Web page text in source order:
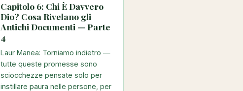
Capitolo 6: Chi È Davvero
Dio? Cosa Rivelano gli
Antichi Documenti — Parte
4
Laur Manea: Torniamo indietro —
tutte queste promesse sono
sciocchezze pensate solo per
instillare paura nelle persone, per